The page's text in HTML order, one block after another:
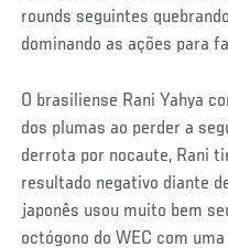
rounds seguintes
dominando as ações para
O brasiliense Rani Yahya
dos plumas ao perder a
derrota por nocaute, Rani
resultado negativo diante
japonês usou muito bem
octógono do WEC com